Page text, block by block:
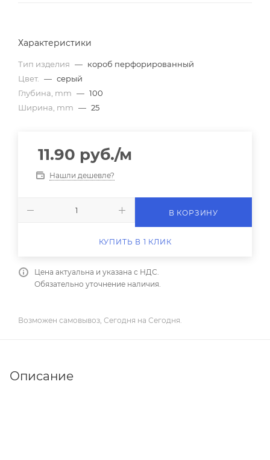
Характеристики
Тип изделия — короб перфорированный
Цвет.
— серый
Глубина, mm — 100
Ширина, mm — 25
11.90 руб./м
Нашли дешевле?
В КОРЗИНУ
КУПИТЬ В 1 КЛИК
Цена актуальна и указана с НДС.
Обязательно уточнение наличия.
Возможен самовывоз, Сегодня на Сегодня.
Описание